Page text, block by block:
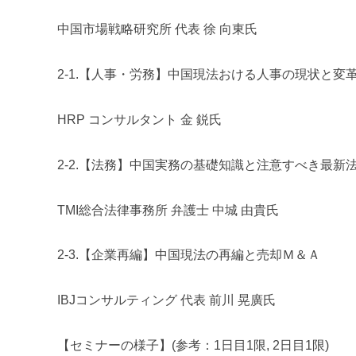
中国市場戦略研究所 代表 徐 向東氏
2-1.【人事・労務】中国現法おける人事の現状と変
HRP コンサルタント 金 鋭氏
2-2.【法務】中国実務の基礎知識と注意すべき最新
TMI総合法律事務所 弁護士 中城 由貴氏
2-3.【企業再編】中国現法の再編と売却Ｍ＆Ａ
IBJコンサルティング 代表 前川 晃廣氏
【セミナーの様子】(参考：1日目1限, 2日目1限)